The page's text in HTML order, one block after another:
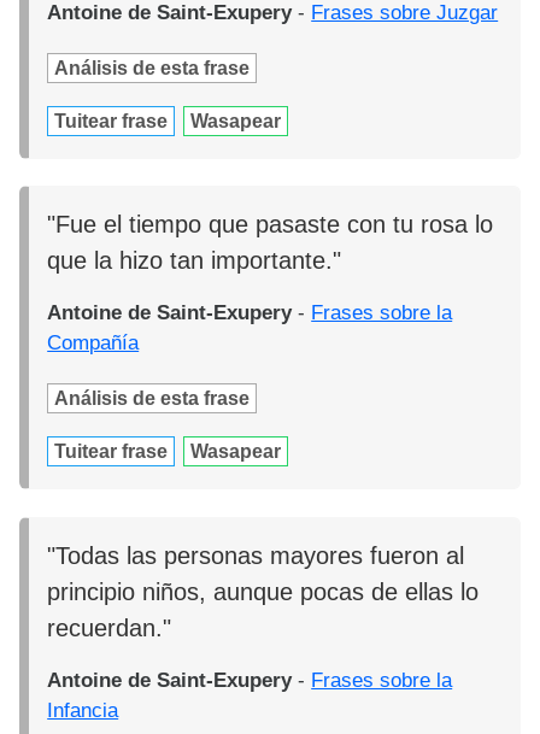
Antoine de Saint-Exupery- Frases sobre Juzgar
Análisis de esta frase
Tuitear frase Wasapear
"Fue el tiempo que pasaste con tu rosa lo
que la hizo tan importante."
Antoine de Saint-Exupery- Frases sobre la
Compañía
Análisis de esta frase
Tuitear frase Wasapear
"Todas las personas mayores fueron al
principio niños, aunque pocas de ellas lo
recuerdan."
Antoine de Saint-Exupery- Frases sobre la
Infancia